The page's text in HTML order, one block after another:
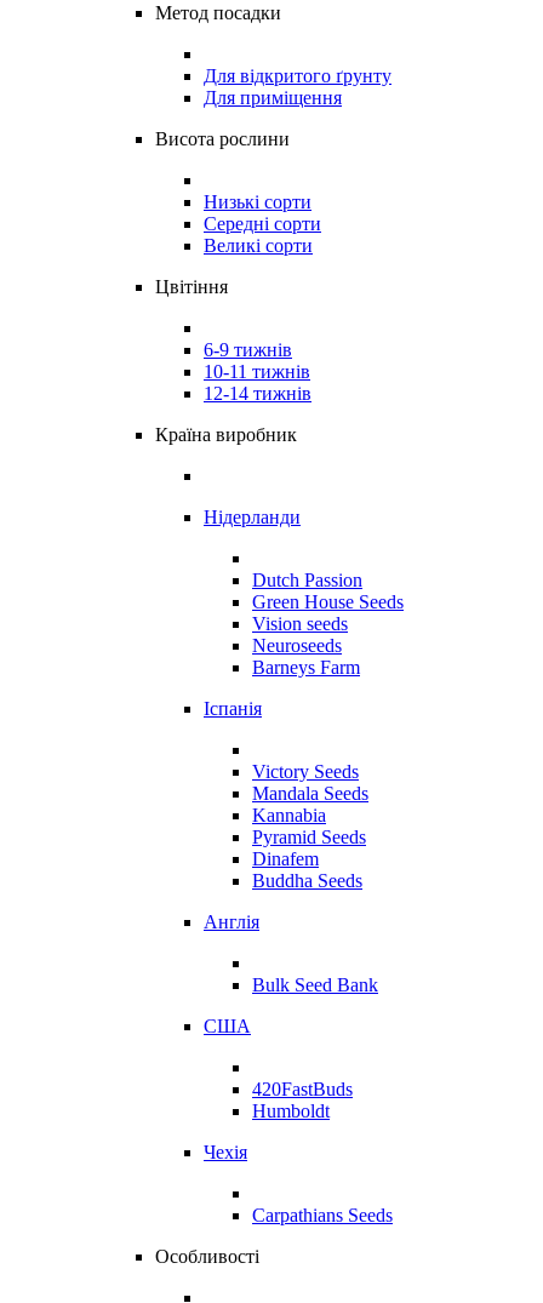
Метод посадки
Для відкритого ґрунту
Для приміщення
Висота рослини
Низькі сорти
Середні сорти
Великі сорти
Цвітіння
6-9 тижнів
10-11 тижнів
12-14 тижнів
Країна виробник
Нідерланди
Dutch Passion
Green House Seeds
Vision seeds
Neuroseeds
Barneys Farm
Іспанія
Victory Seeds
Mandala Seeds
Kannabia
Pyramid Seeds
Dinafem
Buddha Seeds
Англія
Bulk Seed Bank
США
420FastBuds
Humboldt
Чехія
Carpathians Seeds
Особливості